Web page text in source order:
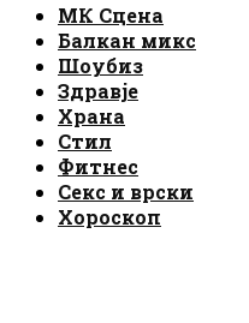
МК Сцена
Балкан микс
Шоубиз
Здравје
Храна
Стил
Фитнес
Секс и врски
Хороскоп